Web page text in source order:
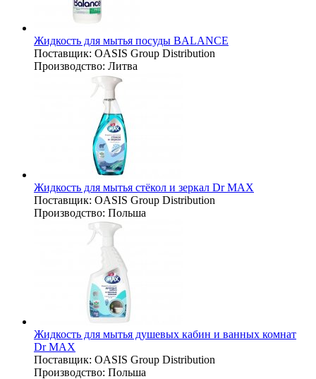
Жидкость для мытья посуды BALANCE
Поставщик: OASIS Group Distribution
Производство: Литва
Жидкость для мытья стёкол и зеркал Dr MAX
Поставщик: OASIS Group Distribution
Производство: Польша
Жидкость для мытья душевых кабин и ванных комнат
Dr MAX
Поставщик: OASIS Group Distribution
Производство: Польша